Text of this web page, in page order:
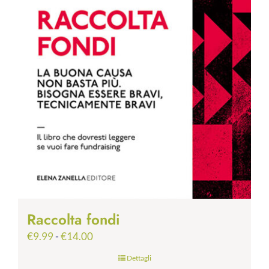
Raccolta fondi
€9.99-€14.00Fascia
prezzo:
Dettagli